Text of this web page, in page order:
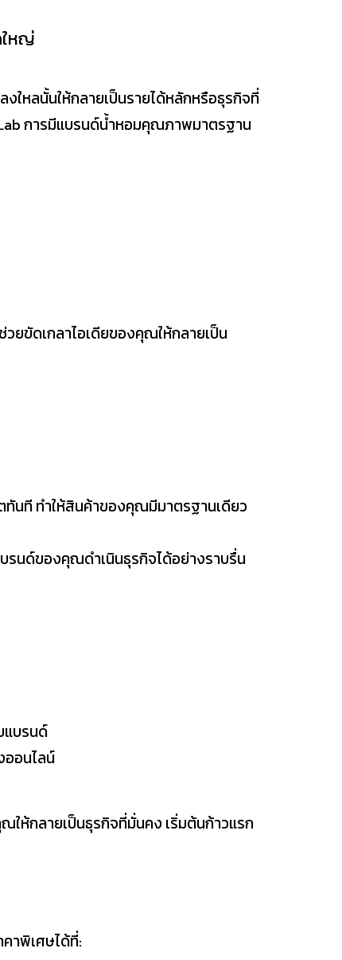
ใหญ่
ใหลนั้นให้กลายเป็นรายได้หลักหรือธุรกิจที่
การมีแบรนด์น้ำหอมคุณภาพมาตรฐาน
ยขัดเกลาไอเดียของคุณให้กลายเป็น
ทันที ทำให้สินค้าของคุณมีมาตรฐานเดียว
รนด์ของคุณดำเนินธุรกิจได้อย่างราบรื่น
แบรนด์
อนไลน์
ห้กลายเป็นธุรกิจที่มั่นคง เริ่มต้นก้าวแรก
าพิเศษได้ที่: